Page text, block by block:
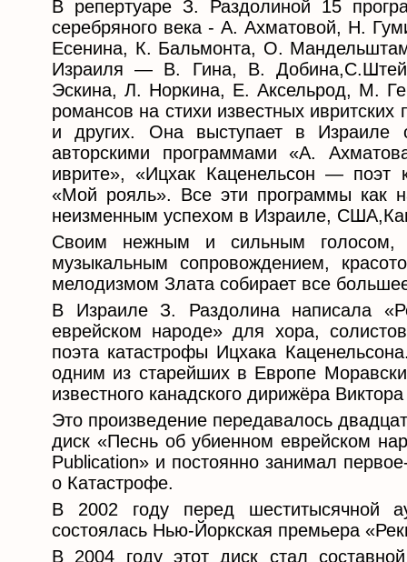
В репертуаре З. Раздолиной 15
серебряного века - А. Ахматовой, Н.
Есенина, К. Бальмонта, О.
Израиля — В. Гина, В.
Эскина, Л. Норкина, Е. Аксельрод, M.
романсов на стихи известных
и других. Она выступает в Израиле
авторскими программами «А.
иврите», «Ицхак Каценельсон — поэт
«Мой рояль». Все эти программы как
неизменным успехом в Израиле,
Своим нежным и сильным голосом,
музыкальным сопровождением,
мелодизмом Злата собирает все
В Израиле З. Раздолина написала
еврейском народе» для хора,
поэта катастрофы Ицхака
одним из старейших в Европе
известного канадского дирижёра
Это произведение передавалось
диск «Песнь об убиенном еврейском
Publication» и постоянно занимал
о Катастрофе.
В 2002 году перед шеститысячной
состоялась Нью-Йоркская премьера
В 2004 году этот диск стал